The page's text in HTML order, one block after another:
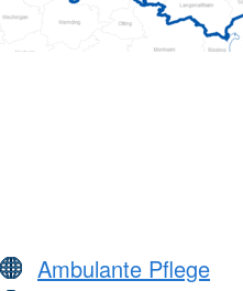
Ambulante Pflege